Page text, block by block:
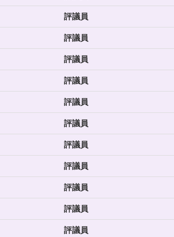
評議員
評議員
評議員
評議員
評議員
評議員
評議員
評議員
評議員
評議員
評議員